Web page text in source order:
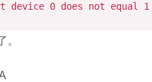
device 0 does not equal
。